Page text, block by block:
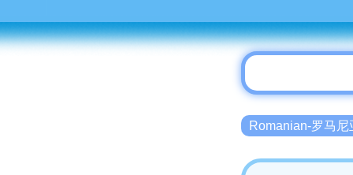
Romanian-罗马尼